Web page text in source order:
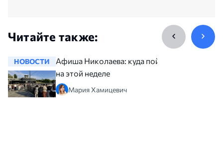
Читайте также:
НОВОСТИ
Афиша Николаева: куда пойти
на этой неделе
Мария Хамицевич